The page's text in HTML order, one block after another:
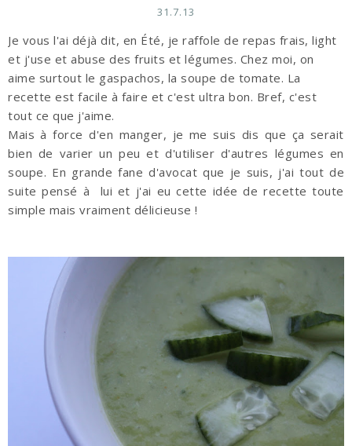
31.7.13
Je vous l'ai déjà dit, en Été, je raffole de repas frais, light
et j'use et abuse des fruits et légumes. Chez moi, on
aime surtout le gaspachos, la soupe de tomate. La
recette est facile à faire et c'est ultra bon. Bref, c'est
tout ce que j'aime.
Mais à force d'en manger, je me suis dis que ça serait
bien de varier un peu et d'utiliser d'autres légumes en
soupe. En grande fane d'avocat que je suis, j'ai tout de
suite pensé à lui et j'ai eu cette idée de recette toute
simple mais vraiment délicieuse !